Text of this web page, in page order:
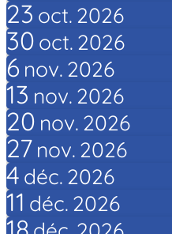
23 oct. 2026
30 oct. 2026
6 nov. 2026
13 nov. 2026
20 nov. 2026
27 nov. 2026
4 déc. 2026
11 déc. 2026